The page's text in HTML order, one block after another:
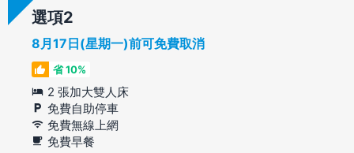
選項
8月17日(星期一)前可免費取消
省 10%
2 張加大雙人床
免費自助停車
免費無線上網
免費早餐